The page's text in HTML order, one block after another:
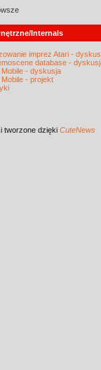
Internals
imprez Atari -
database -
- dyskusja
- projekt
tworzone dzięki CuteNews